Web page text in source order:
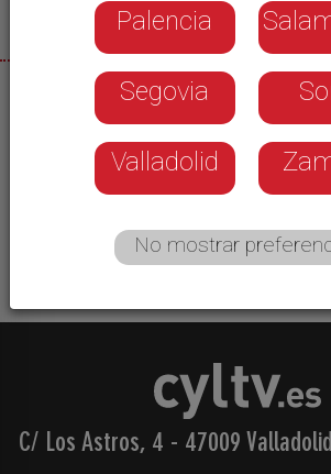
03/07/2026
El festival celebra una nueva
julio, con exhibiciones de baile,
parkour así como charlas para
la cultura de la calle.
C/ Los Astros, 4 - 47009 Valladolid
Palencia
Segovia
Valladolid
No mostrar